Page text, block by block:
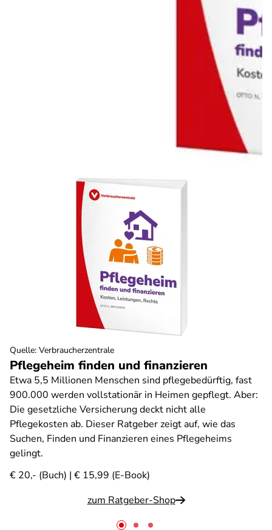
Pflegeheim finden und finanzieren
Etwa 5,5 Millionen Menschen sind pflegebedürftig, fast
900.000 werden vollstationär in Heimen gepflegt. Aber:
Die gesetzliche Versicherung deckt nicht alle
Pflegekosten ab. Dieser Ratgeber zeigt auf, wie das
Suchen, Finden und Finanzieren eines Pflegeheims
gelingt.
€ 20,- (Buch) | € 15,99 (E-Book)
zum Ratgeber-Shop
Quelle: Verbraucherzentrale